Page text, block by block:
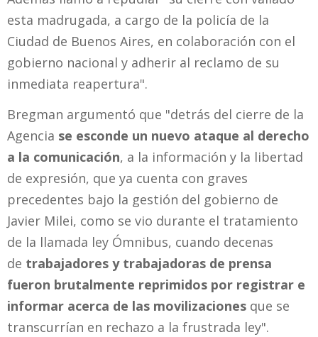
esta madrugada, a cargo de la policía de la
Ciudad de Buenos Aires, en colaboración con el
gobierno nacional y adherir al reclamo de su
inmediata reapertura".
Bregman argumentó que "detrás del cierre de la
Agencia se esconde un nuevo ataque al derecho
a la comunicación, a la información y la libertad
de expresión, que ya cuenta con graves
precedentes bajo la gestión del gobierno de
Javier Milei, como se vio durante el tratamiento
de la llamada ley Ómnibus, cuando decenas
de trabajadores y trabajadoras de prensa
fueron brutalmente reprimidos por registrar e
informar acerca de las movilizaciones que se
transcurrían en rechazo a la frustrada ley".